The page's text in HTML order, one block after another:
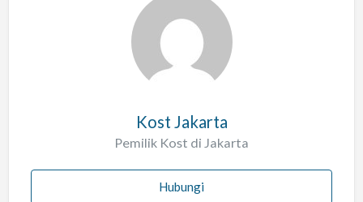
Kost Jakarta
Pemilik Kost di Jakarta
Hubungi